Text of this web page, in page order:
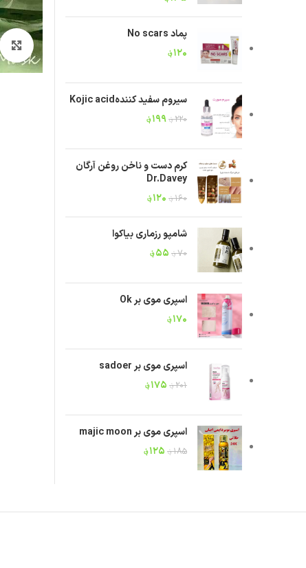
پماد No scars
۱۲۰؋
سیروم سفید کنندهKojic acid
۲۲۰؋۱۹۹؋
کرم دست و ناخن روغن آرگان
Dr.Davey
۱۶۰؋ ۱۲۰؋
شامپو رزماری بیاکوا
۷۰؋ ۵۵؋
اسپری موی بر Ok
۱۷۰؋
اسپری موی بر sadoer
۲۰۱؋ ۱۷۵؋
اسپری موی بر majic moon
۱۸۵؋ ۱۲۵؋